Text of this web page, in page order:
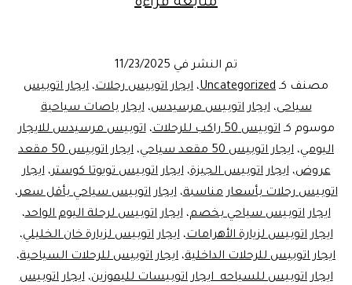
متابعة قراءة
للسياحه
اكتشف
الأهرامات
بـ
مرسيدس
50
مقعد
من
ليموزين
تم النشر في 11/23/2025
مصنف كـ Uncategorized، ايجار اتوبيس رحلات، ايجار اتوبيس
سياحى،ايجار اتوبيس مرسيدس،ايجار باصات سياحية
موسوم كـاتوبيس 50 راكب للرحلات ،اتوبيس مرسيدس للايجار
اليومي، ايجار اتوبيس 50 مقعد سياحي ،
ايجار اتوبيس 50 مقعد
عروض،ايجار اتوبيس الجيزة،ايجار اتوبيس تويوتا كوستر،ايجار
اتوبيس رحلات بأسعار مناسبة،ايجار اتوبيس سياحي بأقل سعر،
ايجار اتوبيس سياحي بخصم،ايجار اتوبيس لرحلة اليوم الواحد،
ايجار اتوبيس لزيارة الأهرامات،ايجار اتوبيس لزيارة خان الخليلي،
ايجار اتوبيس للرحلات الداخلية، ايجار اتوبيس للرحلات السياحية،
ايجار اتوبيس للسياحه ايجار اتوبيسات لليموزين،ايجار اتوبيس